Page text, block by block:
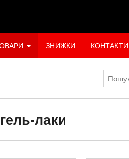
ЗНИЖКИ КОНТАКТИ
лаки